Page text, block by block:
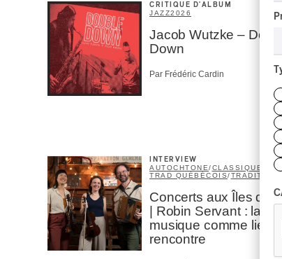
CRITIQUE D'ALBUM
JAZZ2026
Jacob Wutzke –
Down
Par Frédéric Cardin
INTERVIEW
AUTOCHTONE/CLASSIQUE
TRAD QUÉBÉCOIS/
Concerts aux Îles du
| Robin Servant : la
musique comme lieu
rencontre